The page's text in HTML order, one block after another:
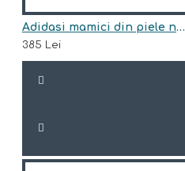
Adidasi mamici din piele naturala model WHITE
385 Lei